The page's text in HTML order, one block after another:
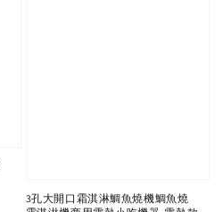
3孔大開口霜淇淋鯛魚燒機鯛魚燒